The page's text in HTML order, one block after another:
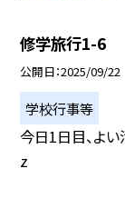
修学旅行1-6
公開日 2025/09/22
学校行事等
今日1日目、よい
z